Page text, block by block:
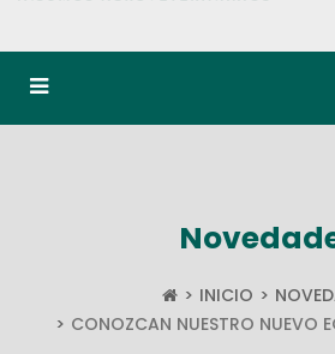
INICIO
CONOZCAN NUESTRO NUEVO